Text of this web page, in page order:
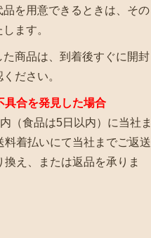
を用意できるときは、その
ます。
た商品は、到着後すぐに開封
ださい。
合を発見した場合
（食品は5日以内）に当社ま
料着払いにて当社までご返送
換え、または返品を承りま